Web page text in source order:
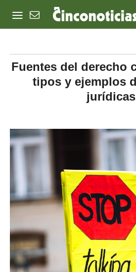
Fuentes del derecho
tipos y ejemplos
jurídicas